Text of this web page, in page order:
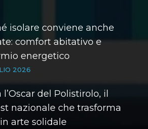
isolare conviene anche
comfort abitativo e
energetico
2026
l’Oscar del Polistirolo, il
nazionale che trasforma
in arte solidale